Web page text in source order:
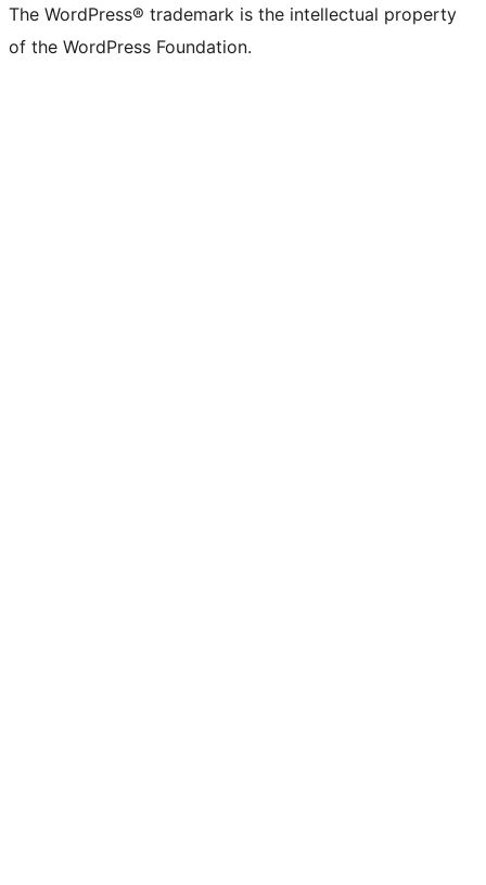
The WordPress® trademark is the intellectual property
of the WordPress Foundation.